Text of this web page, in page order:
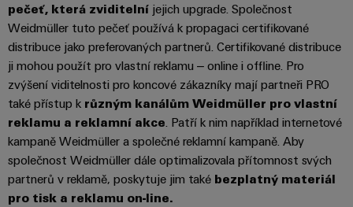
Software
Weidmüller
pečeť, která zviditelní jejich upgrade. Společnost
Weidmüller tuto pečeť používá k propagaci certifikované
distribuce jako preferovaných partnerů. Certifikované distribuce
ji mohou použít pro vlastní reklamu – online i offline. Pro
zvýšení viditelnosti pro koncové zákazníky mají partneři PRO
také přístup k různým kanálům Weidmüller pro vlastní
reklamu a reklamní akce. Patří k nim například internetové
kampaně Weidmüller a společné reklamní kampaně. Aby
společnost Weidmüller dále optimalizovala přítomnost svých
partnerů v reklamě, poskytuje jim také bezplatný materiál
pro tisk a reklamu on-line.